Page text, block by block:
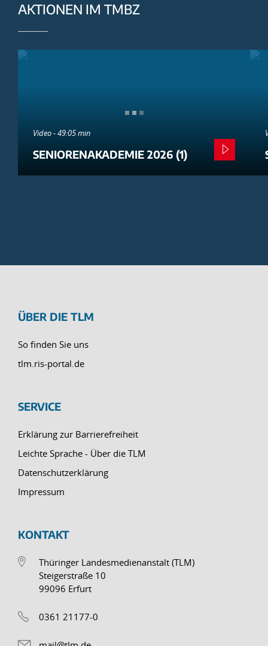
AKTIONEN IM TMBZ
Video - 49:05 min
SENIORENAKADEMIE 2026 (1)
ÜBER DIE TLM
So finden Sie uns
tlm.ris-portal.de
SERVICE
Erklärung zur Barrierefreiheit
Leichte Sprache - Über die TLM
Datenschutzerklärung
Impressum
KONTAKT
Thüringer Landesmedienanstalt (TLM)
Steigerstraße 10
99096 Erfurt
0361 21177-0